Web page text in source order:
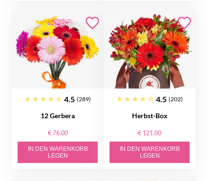
4.5 (289)
12 Gerbera
€ 76.00
IN DEN WARENKORB
LEGEN
4.5 (202)
Herbst-Box
€ 121.00
IN DEN WARENKORB
LEGEN